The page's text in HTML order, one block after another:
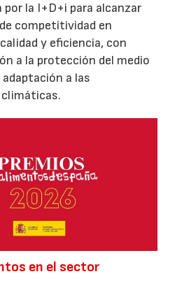
por la I+D+i para alcanzar
competitividad en
y eficiencia, con
a la protección del medio
a las
en el sector